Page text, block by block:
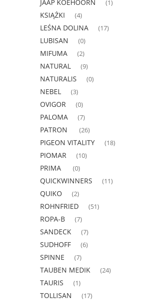
JAAP KOEHOORN (1)
KSIĄŻKI (4)
LEŚNA DOLINA (17)
LUBISAN (0)
MIFUMA (2)
NATURAL (9)
NATURALIS (0)
NEBEL (3)
OVIGOR (0)
PALOMA (7)
PATRON (26)
PIGEON VITALITY (18)
PIOMAR (10)
PRIMA (0)
QUICKWINNERS (11)
QUIKO (2)
ROHNFRIED (51)
ROPA-B (7)
SANDECK (7)
SUDHOFF (6)
SPINNE (7)
TAUBEN MEDIK (24)
TAURIS (1)
TOLLISAN (17)